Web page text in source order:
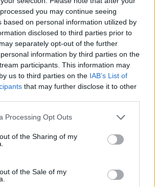
you may continue seeing
based on personal information utilized by
disclosed to third parties prior to
separately opt-out of the further
information by third parties on the
participants. This information may
us to third parties on the IAB’s List of
that may further disclose it to other
Processing Opt Outs
of the Sharing of my
of the Sale of my